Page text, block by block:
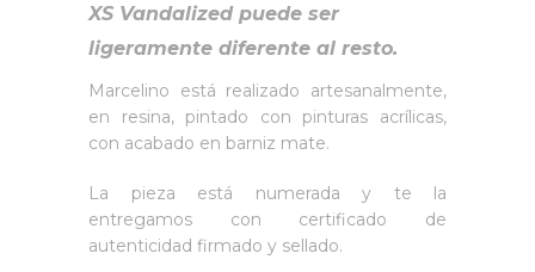
XS Vandalized puede ser
ligeramente diferente al resto.
Marcelino está realizado artesanalmente,
en resina, pintado con pinturas acrílicas,
con acabado en barniz mate.
La pieza está numerada y te la
entregamos con certificado de
autenticidad firmado y sellado.